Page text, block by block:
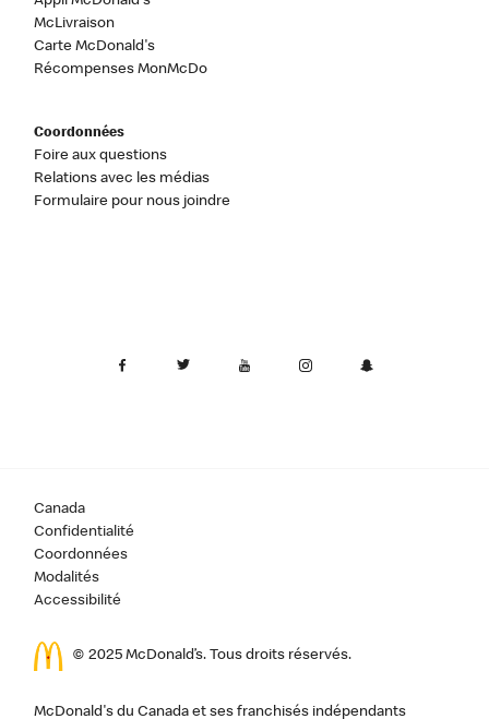
McLivraison
Carte McDonald's
Récompenses MonMcDo
Coordonnées
Foire aux questions
Relations avec les médias
Formulaire pour nous joindre
Canada
Confidentialité
Coordonnées
Modalités
Accessibilité
© 2025 McDonald’s. Tous droits réservés.
McDonald's du Canada et ses franchisés indépendants